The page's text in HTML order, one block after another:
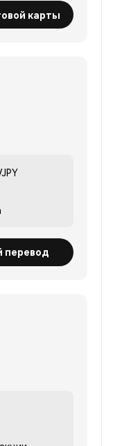
карты
перевод